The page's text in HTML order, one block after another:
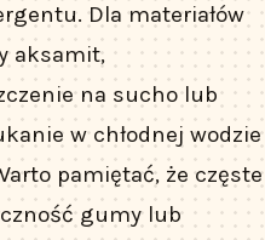
Dla materiałów
aksamit,
na sucho lub
w chłodnej wodzie
pamiętać, że częste
gumy lub